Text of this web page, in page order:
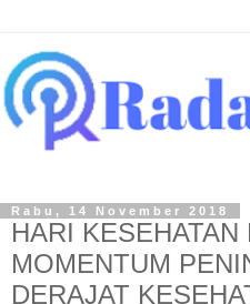
Rabu, 14 November 2018
HARI KESEHATAN
MOMENTUM
DERAJAT